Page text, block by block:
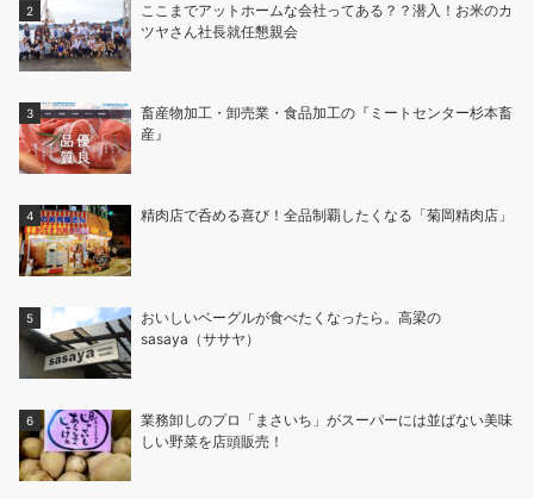
ここまでアットホームな会社ってある？？潜入！お米のカ
ツヤさん社長就任懇親会
畜産物加工・卸売業・食品加工の『ミートセンター杉本畜
産』
精肉店で呑める喜び！全品制覇したくなる「菊岡精肉店」
おいしいベーグルが食べたくなったら。高梁の
sasaya（ササヤ）
業務卸しのプロ「まさいち」がスーパーには並ばない美味
しい野菜を店頭販売！